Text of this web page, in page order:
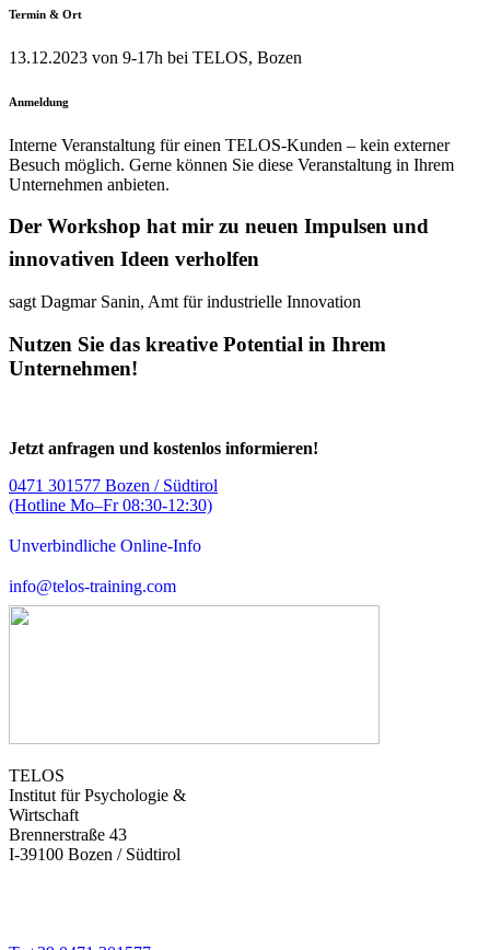
Termin & Ort
13.12.2023 von 9-17h bei TELOS, Bozen
Anmeldung
Interne Veranstaltung für einen TELOS-Kunden – kein externer
Besuch möglich. Gerne können Sie diese Veranstaltung in Ihrem
Unternehmen anbieten.
Der Workshop hat mir zu neuen Impulsen und
innovativen Ideen verholfen
sagt Dagmar Sanin, Amt für industrielle Innovation
Nutzen Sie das kreative Potential in Ihrem
Unternehmen!
Jetzt anfragen und kostenlos informieren!
0471 301577 Bozen / Südtirol
(Hotline Mo–Fr 08:30-12:30)
Unverbindliche Online-Info
info@telos-training.com
TELOS
Institut für Psychologie &
Wirtschaft
Brennerstraße 43
I-39100 Bozen / Südtirol